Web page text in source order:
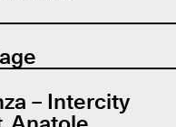
– Intercity